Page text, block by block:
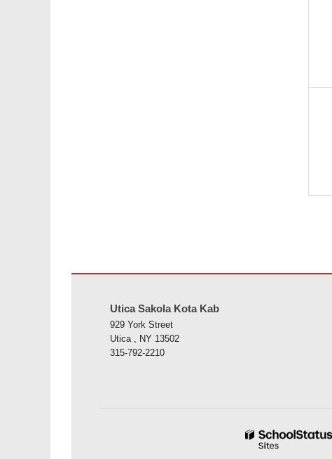
Utica Sakola Kota Kab
929 York Street
Utica , NY 13502
315-792-2210